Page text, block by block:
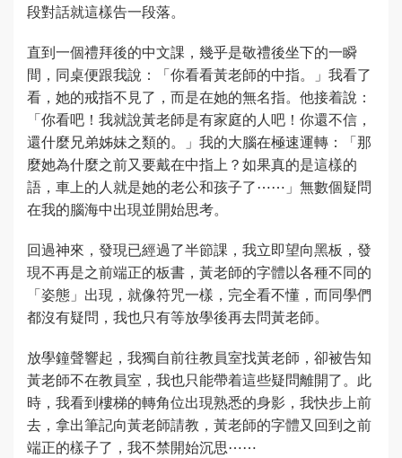
段對話就這樣告一段落。
直到一個禮拜後的中文課，幾乎是敬禮後坐下的一瞬
間，同桌便跟我說：「你看看黃老師的中指。」我看了
看，她的戒指不見了，而是在她的無名指。他接着說：
「你看吧！我就說黃老師是有家庭的人吧！你還不信，
還什麼兄弟姊妹之類的。」我的大腦在極速運轉：「那
麼她為什麼之前又要戴在中指上？如果真的是這樣的
語，車上的人就是她的老公和孩子了⋯⋯」無數個疑問
在我的腦海中出現並開始思考。
回過神來，發現已經過了半節課，我立即望向黑板，發
現不再是之前端正的板書，黃老師的字體以各種不同的
「姿態」出現，就像符咒一樣，完全看不懂，而同學們
都沒有疑問，我也只有等放學後再去問黃老師。
放學鐘聲響起，我獨自前往教員室找黃老師，卻被告知
黃老師不在教員室，我也只能帶着這些疑問離開了。此
時，我看到樓梯的轉角位出現熟悉的身影，我快步上前
去，拿出筆記向黃老師請教，黃老師的字體又回到之前
端正的樣子了，我不禁開始沉思⋯⋯